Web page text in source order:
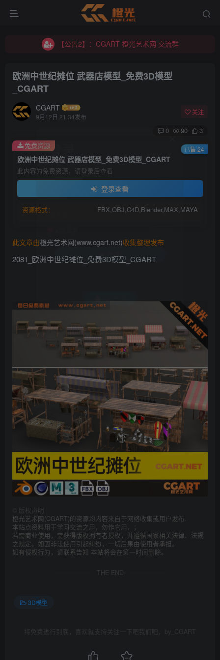
【公告2】：CGART 橙光艺术网 交流群
【公告2】：CGART 橙光艺术网 交流群
欧洲中世纪摊位 武器店模型_免费3D模型
_CGART
CGART
9月12日 21:34发布
关注
0 90 3
欧洲中世纪摊位 武器店模型_免费3D模型_CGART
此内容为免费资源，请登录后查看
登录查看
资源格式： FBX,OBJ,C4D,Blender,MAX,MAYA
免费资源 已售 24
此文章由橙光艺术网(www.cgart.net)收集整理发布
2081_欧洲中世纪摊位_免费3D模型_CGART
版权声明
橙光艺术网(CGART)的资源均内容来自于网络收集或用户发布.
本站点资料用于学习交流之用，勿作它用，；
若需商业使用，需获得版权拥有者授权，并遵循国家相关法律、法规
之规定。如因非法使用引起纠纷，一切后果由使用者承担。
如有侵权行为，请联系告知 本站将会在第一时间删除。
THE END
3D模型
将免费进行到底，喜欢就支持关注一下吧我们吧，by_CGART
登录
没有账号？立即注册
用户名/手机号/邮箱
登录密码
登录
QQ登录